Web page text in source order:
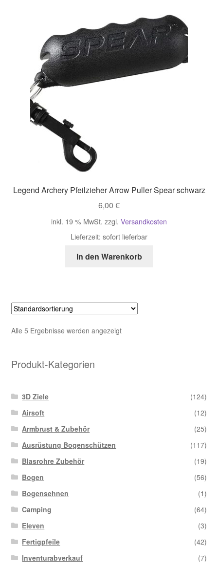
Legend Archery Pfeilzieher Arrow Puller Spear schwarz
6,00 €
inkl. 19 % MwSt. zzgl. Versandkosten
Lieferzeit: sofort lieferbar
In den Warenkorb
Alle 5 Ergebnisse werden angezeigt
Produkt-Kategorien
3D Ziele
(124)
Airsoft
(12)
Armbrust & Zubehör
(25)
Ausrüstung Bogenschützen
(117)
Blasrohre Zubehör
(19)
Bogen
(56)
Bogensehnen
(1)
Camping
(64)
Eleven
(3)
Fertigpfeile
(42)
Inventurabverkauf
(7)